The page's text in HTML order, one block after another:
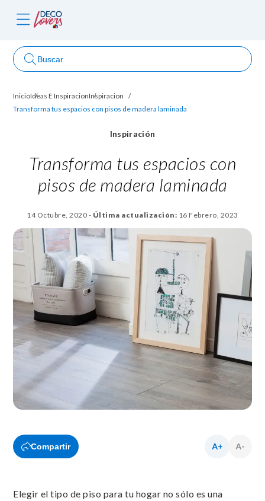
Buscar
InicioIdeas E InspiracionInspiracion
Transforma tus espacios con pisos de madera laminada
Inspiración
Transforma tus espacios con
pisos de madera laminada
14 Octubre, 2020 - Última actualización: 16 Febrero, 2023
Compartir
Elegir el tipo de piso para tu hogar no sólo es una